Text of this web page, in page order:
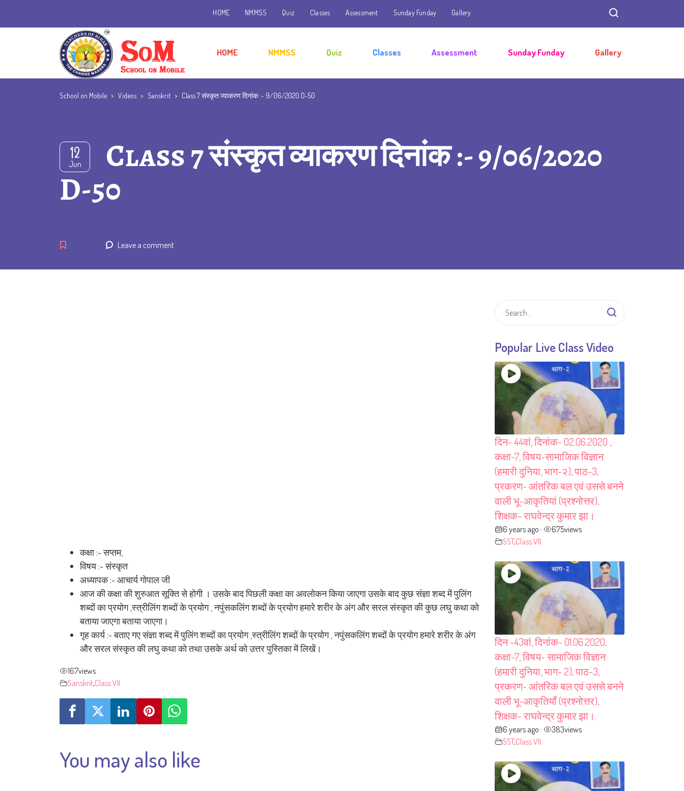
HOME NMMSS Quiz Classes Assessment Sunday Funday Gallery
HOME NMMSS Quiz Classes Assessment Sunday Funday Gallery
School on Mobile > Videos > Sanskrit > Class 7 संस्कृत व्याकरण दिनांक :- 9/06/2020 D-50
12
Jun
Class 7 संस्कृत व्याकरण दिनांक :- 9/06/2020
D-50
Leave a comment
कक्षा :- सप्तम,
विषय :- संस्कृत
अध्यापक :- आचार्य गोपाल जी
आज की कक्षा की शुरुआत सूक्ति से होगी । उसके बाद पिछली कक्षा का अवलोकन किया जाएगा उसके बाद कुछ संज्ञा शब्द में पुलिंग
शब्दों का प्रयोग ,स्त्रीलिंग शब्दों के प्रयोग , नपुंसकलिंग शब्दों के प्रयोग हमारे शरीर के अंग और सरल संस्कृत की कुछ लघु कथा को
बताया जाएगा बताया जाएगा।
गृह कार्य :- बताए गए संज्ञा शब्द में पुलिंग शब्दों का प्रयोग ,स्त्रीलिंग शब्दों के प्रयोग , नपुंसकलिंग शब्दों के प्रयोग हमारे शरीर के अंग
और सरल संस्कृत की लघु कथा को तथा उसके अर्थ को उत्तर पुस्तिका में लिखें‌।
167views
Sanskrit,Class VII
You may also like
Popular Live Class Video
दिन- 44वां, दिनांक- 02.06.2020 ,
कक्षा-7, विषय-सामाजिक विज्ञान
(हमारी दुनिया, भाग-२), पाठ-3,
प्रकरण- आंतरिक बल एवं उससे बनने
वाली भू-आकृतियां (प्रश्नोत्तर),
शिक्षक- राघवेन्द्र कुमार झा।
6 years ago • 675views
SST,Class VII
दिन -43वां, दिनांक- 01.06.2020,
कक्षा-7, विषय- सामाजिक विज्ञान
(हमारी दुनिया, भाग- 2), पाठ-3,
प्रकरण- आंतरिक बल एवं उससे बनने
वाली भू-आकृतियाँ (प्रश्नोत्तर),
शिक्षक- राघवेन्द्र कुमार झा।
6 years ago • 383views
SST,Class VII